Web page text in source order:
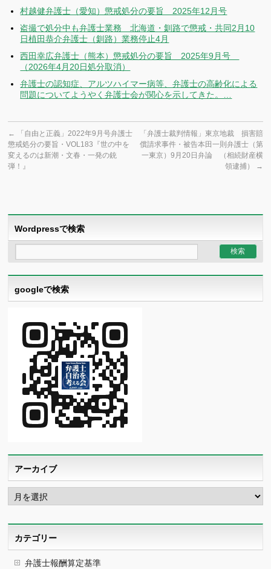
村越健弁護士（愛知）懲戒処分の要旨 2025年12月号
盗撮で処分中も弁護士業務 北海道・釧路で懲戒・共同2月10
日植田恭介弁護士（釧路）業務停止4月
西田幸広弁護士（熊本）懲戒処分の要旨 2025年9月号
（2026年4月20日処分取消）
弁護士の認知症、アルツハイマー病等、弁護士の高齢化による
問題についてようやく弁護士会が関心を示してきた。…
←
「自由と正義」2022年9月号弁護士
懲戒処分の要旨・VOL183『世の中を
変えるのは新潮・文春・一発の銃
弾！』
「弁護士裁判情報」東京地裁 損害賠
償請求事件・被告本田一則弁護士（第
一東京）9月20日弁論 （相続財産横
領逮捕）
→
Wordpressで検索
googleで検索
アーカイブ
ア
ー
カ
カテゴリー
弁護士報酬算定基準